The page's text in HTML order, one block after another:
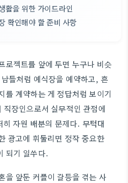
활을 위한 가이드라인
확인해야 할 준비 사항
로젝트를 앞에 두면 누구나 비슷
들처럼 예식장을 예약하고, 흔
를 계약하는 게 정답처럼 보이기
장인으로서 실무적인 관점에
자원 배분의 문제다. 무턱대
광고에 휘둘리면 정작 중요한
되기 일쑤다.
을 앞둔 커플이 갈등을 겪는 사